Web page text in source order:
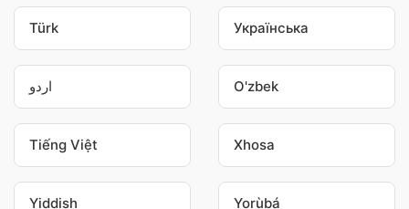
Türk Українська
اردو O'zbek
Tiếng Việt Xhosa
Yiddish Yorùbá